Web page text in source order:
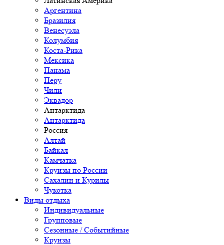
Аргентина
Бразилия
Венесуэла
Колумбия
Коста-Рика
Мексика
Панама
Перу
Чили
Эквадор
Антарктида
Антарктида
Россия
Алтай
Байкал
Камчатка
Круизы по России
Сахалин и Курилы
Чукотка
Виды отдыха
Индивидуальные
Групповые
Сезонные / Событийные
Круизы